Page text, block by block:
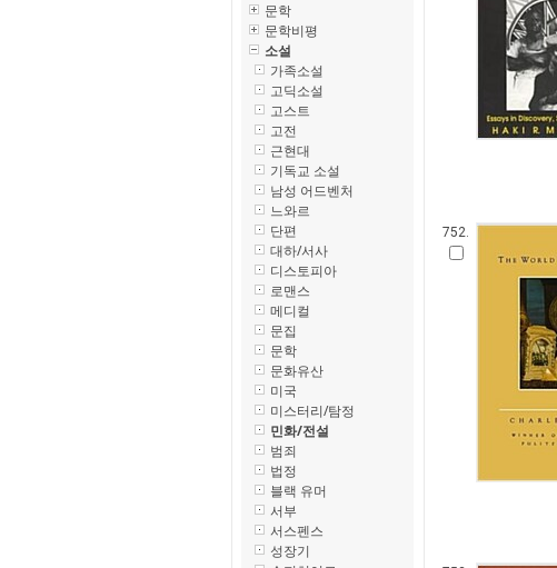
문학
문학비평
소설
가족소설
고딕소설
고스트
고전
근현대
기독교 소설
남성 어드벤처
느와르
단편
대하/서사
디스토피아
로맨스
메디컬
문집
문학
문화유산
미국
미스터리/탐정
민화/전설
범죄
법정
블랙 유머
서부
서스펜스
성장기
752.